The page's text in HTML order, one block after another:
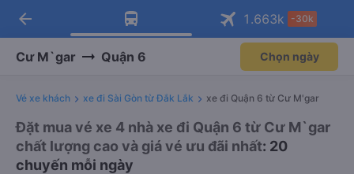
Tải app Vexere ngay!
Nhận ưu đãi thành viên độc
Mở app
Tải app Vexere
-30k/ghế khi đặt vé máy bay qua
Mở app
arrow_back 1.663k -30k
Cư M`gar Quận 6 Chọn ngày
Vé xe khách xe đi Sài Gòn từ Đắk Lắk xe đi Quận 6 từ Cư M'gar
Đặt mua vé xe 4 nhà xe đi Quận 6 từ Cư M`gar
chất lượng cao và giá vé ưu đãi nhất: 20
chuyến mỗi ngày